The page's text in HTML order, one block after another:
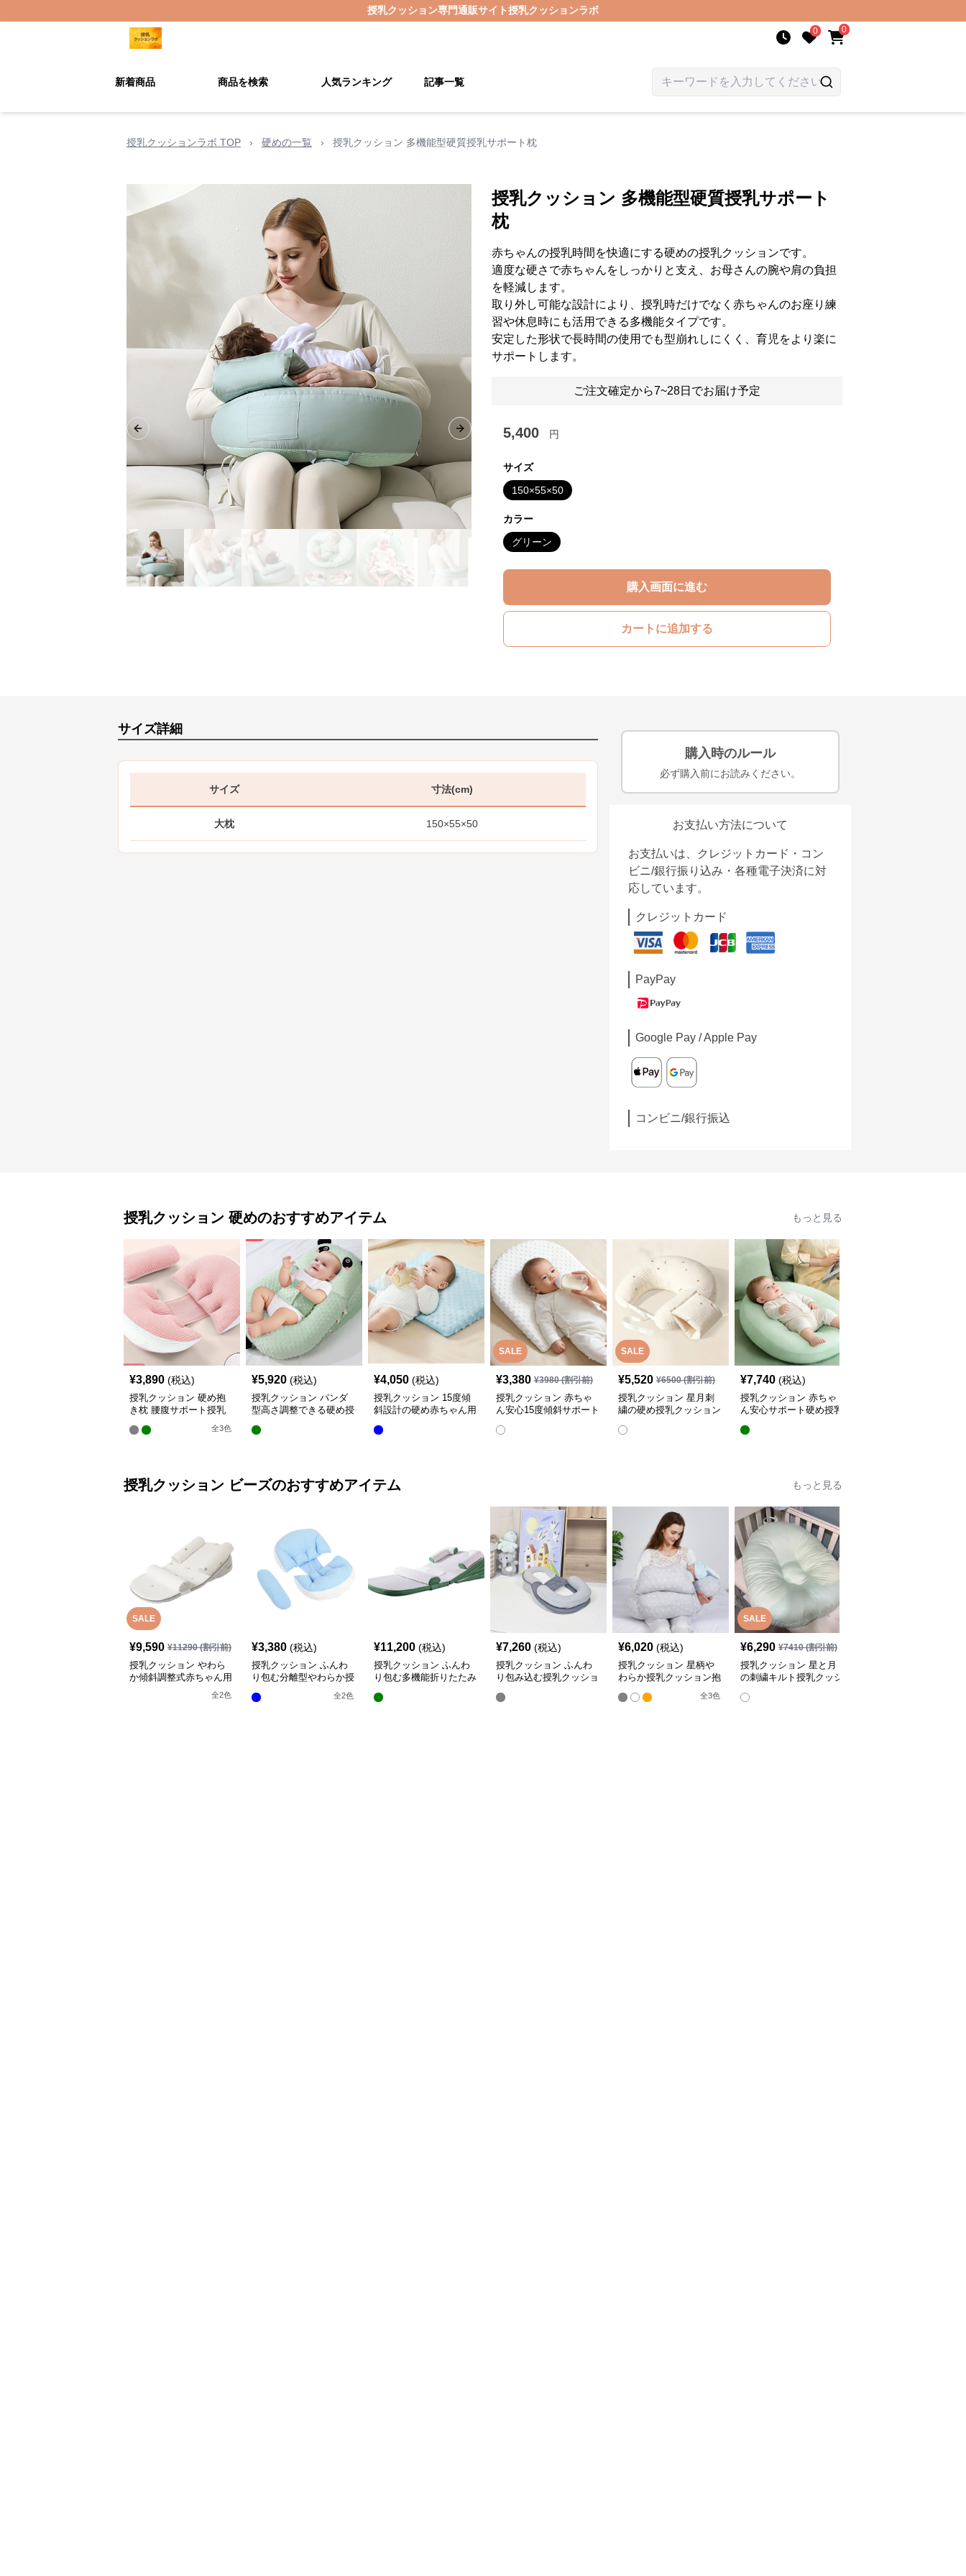
授乳クッション専門通販サイト授乳クッションラボ
0 0
新着商品 商品を検索 人気ランキング 記事一覧
授乳クッションラボ TOP › 硬めの一覧 › 授乳クッション 多機能型硬質授乳サポート枕
Previous slide Next slide
授乳クッション 多機能型硬質授乳サポート
枕
赤ちゃんの授乳時間を快適にする硬めの授乳クッションです。
適度な硬さで赤ちゃんをしっかりと支え、お母さんの腕や肩の負担
を軽減します。
取り外し可能な設計により、授乳時だけでなく赤ちゃんのお座り練
習や休息時にも活用できる多機能タイプです。
安定した形状で長時間の使用でも型崩れしにくく、育児をより楽に
サポートします。
ご注文確定から7~28日でお届け予定
5,400 円
サイズ
150×55×50
カラー
グリーン
購入画面に進む
カートに追加する
サイズ詳細
サイズ 寸法(cm)
大枕 150×55×50
購入時のルール
必ず購入前にお読みください。
お支払い方法について
お支払いは、クレジットカード・コン
ビニ/銀行振り込み・各種電子決済に対
応しています。
クレジットカード
PayPay
Google Pay / Apple Pay
コンビニ/銀行振込
授乳クッション 硬めのおすすめアイテム もっと見る
¥3,890 (税込)
授乳クッション 硬め抱
き枕 腰腹サポート授乳
全3色
¥5,920 (税込)
授乳クッション パンダ
型高さ調整できる硬め授
¥4,050 (税込)
授乳クッション 15度傾
斜設計の硬め赤ちゃん用
SALE
¥3,380 ¥3980(割引前)
授乳クッション 赤ちゃ
ん安心15度傾斜サポート
SALE
¥5,520 ¥6500(割引前)
授乳クッション 星月刺
繍の硬め授乳クッション
¥7,740 (税込)
授乳クッション 赤ちゃ
ん安心サポート硬め授乳
授乳クッション ビーズのおすすめアイテム もっと見る
SALE
¥9,590 ¥11290(割引前)
授乳クッション やわら
か傾斜調整式赤ちゃん用
全2色
¥3,380 (税込)
授乳クッション ふんわ
り包む分離型やわらか授
全2色
¥11,200 (税込)
授乳クッション ふんわ
り包む多機能折りたたみ
¥7,260 (税込)
授乳クッション ふんわ
り包み込む授乳クッショ
¥6,020 (税込)
授乳クッション 星柄や
わらか授乳クッション抱
き枕兼用多機能タイプ
全3色
SALE
¥6,290 ¥7410(割引前)
授乳クッション 星と月
の刺繍キルト授乳クッシ